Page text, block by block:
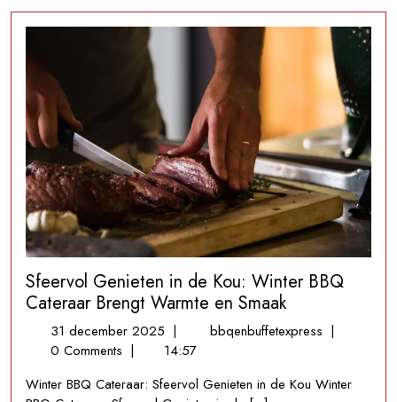
Sfeervol Genieten in de Kou: Winter BBQ
Cateraar Brengt Warmte en Smaak
31 december 2025 31
december
| bbqenbuffetexpress Sfeervol
de
|
0 Comments |
14:57
Winter BBQ Cateraar: Sfeervol Genieten in de Kou Winter